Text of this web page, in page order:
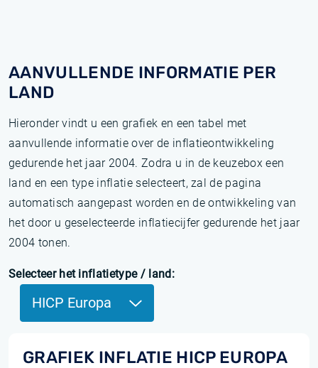
AANVULLENDE INFORMATIE PER
LAND
Hieronder vindt u een grafiek en een tabel met
aanvullende informatie over de inflatieontwikkeling
gedurende het jaar 2004. Zodra u in de keuzebox een
land en een type inflatie selecteert, zal de pagina
automatisch aangepast worden en de ontwikkeling van
het door u geselecteerde inflatiecijfer gedurende het jaar
2004 tonen.
Selecteer het inflatietype / land:
HICP Europa
GRAFIEK INFLATIE HICP EUROPA